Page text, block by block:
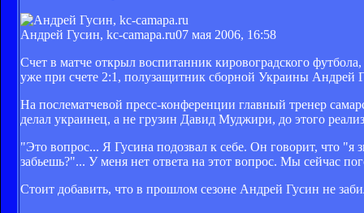
Андрей Гусин, kc-camapa.ru07 мая 2006, 16:58
Счет в матче открыл воспитанник кировоградского
уже при счете 2:1, полузащитник сборной Украины Андрей
На послематчевой пресс-конференции главный тренер
делал украинец, а не грузин Давид Муджири, до этого
"Это вопрос... Я Гусина подозвал к себе. Он говорит, что
забьешь?"... У меня нет ответа на этот вопрос. Мы сейчас
Стоит добавить, что в прошлом сезоне Андрей Гусин не